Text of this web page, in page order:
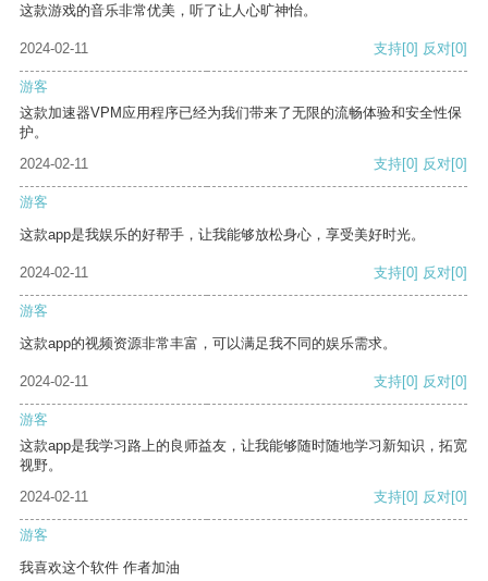
这款游戏的音乐非常优美，听了让人心旷神怡。
2024-02-11 支持[0] 反对[0]
游客
这款加速器VPM应用程序已经为我们带来了无限的流畅体验和安全性保
护。
2024-02-11
支持[0] 反对[0]
游客
这款app是我娱乐的好帮手，让我能够放松身心，享受美好时光。
2024-02-11 支持[0] 反对[0]
游客
这款app的视频资源非常丰富，可以满足我不同的娱乐需求。
2024-02-11 支持[0] 反对[0]
游客
这款app是我学习路上的良师益友，让我能够随时随地学习新知识，拓宽
视野。
2024-02-11
支持[0] 反对[0]
游客
我喜欢这个软件 作者加油